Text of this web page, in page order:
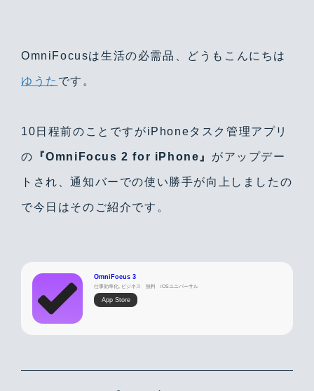
OmniFocusは生活の必需品、どうもこんにちは
ゆうた です。
10日程前のことですがiPhoneタスク管理アプリ
の 『OmniFocus 2 for iPhone』 がアップデー
トされ、通知バーでの使い勝手が向上しましたの
で今日はそのご紹介です。
OmniFocus 3
仕事効率化, ビジネス 無料 iOSユニバーサル
App Store